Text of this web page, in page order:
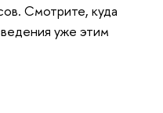
Смотрите, куда
уже этим